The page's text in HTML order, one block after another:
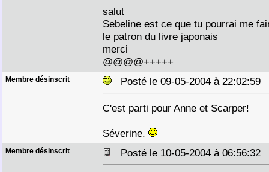
salut
Sebeline est ce que tu pourrai me
le patron du livre japonais
merci
@@@@+++++
Membre désinscrit Posté le 09-05-2004 à 22:02:59
C'est parti pour Anne et Scarper!
Séverine.
Membre désinscrit Posté le 10-05-2004 à 06:56:32